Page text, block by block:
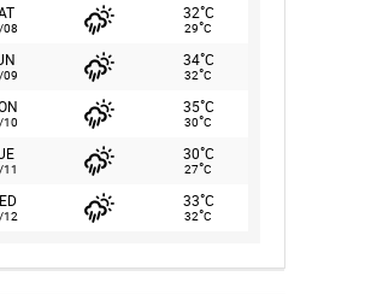
32°C
29°C
34°C
32°C
35°C
30°C
30°C
27°C
12
33°C
32°C